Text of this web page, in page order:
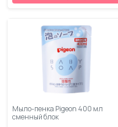
Мыло-пенка Pigeon 400 мл
сменный блок